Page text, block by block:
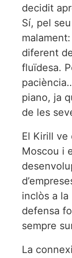
decidit
Sí, pel
diferent
fluïdesa.
piano, ja
de les
El Kirill ve
Moscou i
inclòs a la
defensa
sempre
La